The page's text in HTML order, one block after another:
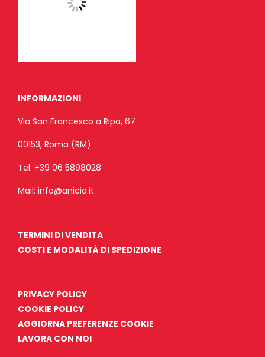
INFORMAZIONI
Via San Francesco a Ripa, 67
00153, Roma (RM)
Tel: +39 06 5898028
Mail: info@anicia.it
TERMINI DI VENDITA
COSTI E MODALITÀ DI SPEDIZIONE
PRIVACY POLICY
COOKIE POLICY
AGGIORNA PREFERENZE COOKIE
LAVORA CON NOI